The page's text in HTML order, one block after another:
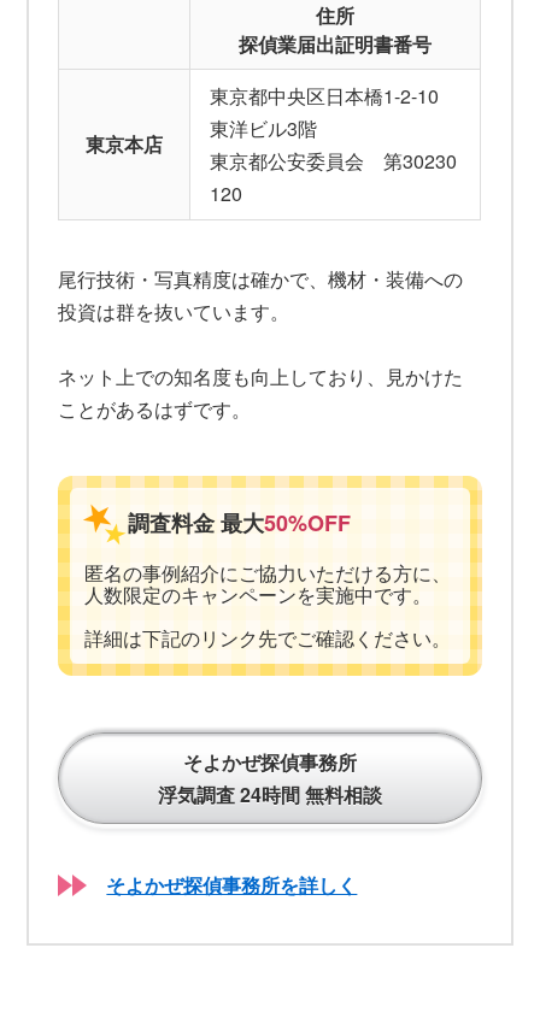
住所
探偵業届出証明書番号
東京本店
東京都中央区日本橋1-2-10
東洋ビル3階
東京都公安委員会 第30230
120
尾行技術・写真精度は確かで、機材・装備への
投資は群を抜いています。
ネット上での知名度も向上しており、見かけた
ことがあるはずです。
調査料金 最大50%OFF
匿名の事例紹介にご協力いただける方に、
人数限定のキャンペーンを実施中です。
詳細は下記のリンク先でご確認ください。
そよかぜ探偵事務所
浮気調査 24時間 無料相談
そよかぜ探偵事務所を詳しく